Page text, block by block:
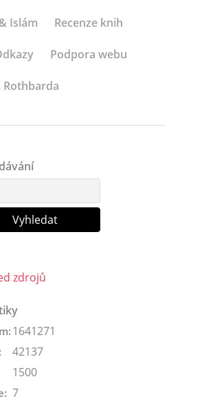
Islám Recenze knih
Podpora webu
zdrojů
7
1641271
42137
1500